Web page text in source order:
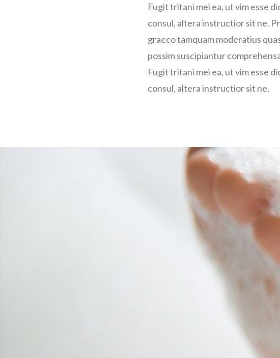
Fugit tritani mei ea, ut vim esse
consul, altera instructior sit ne.
graeco tamquam moderatius
possim suscipiantur
Fugit tritani mei ea, ut vim esse
consul, altera instructior sit ne.